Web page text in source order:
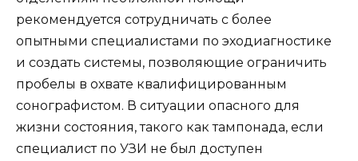
рекомендуется сотрудничать с более
опытными специалистами по эходиагностике
и создать системы, позволяющие ограничить
пробелы в охвате квалифицированным
сонографистом. В ситуации опасного для
жизни состояния, такого как тампонада, если
специалист по УЗИ не был доступен